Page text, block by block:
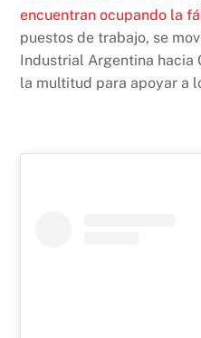
encuentran ocupando la
puestos de trabajo, se
Industrial Argentina hacia
la multitud para apoyar a